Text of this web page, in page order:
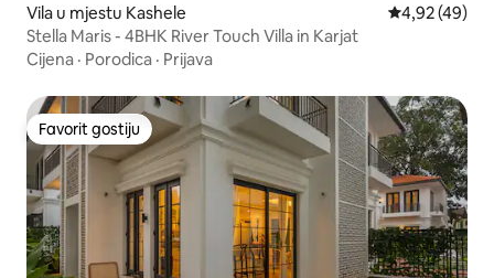
Vila u mjestu Kashele prosječna
4,92 (49)
Stella Maris - 4BHK River Touch Villa in Karjat
Cijena · Porodica · Prijava
Favorit gostiju
Favorit gostiju